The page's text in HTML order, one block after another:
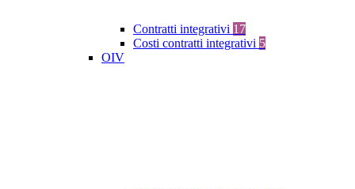
Contratti integrativi 17
Costi contratti integrativi 5
OIV